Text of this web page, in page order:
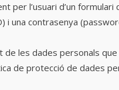
per l’usuari d’un
i una contrasenya
les dades personals que
de protecció de dades